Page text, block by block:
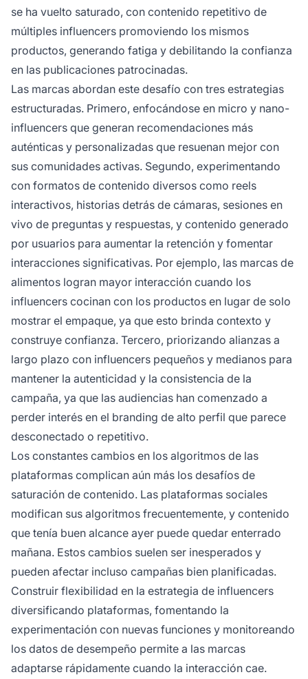
se ha vuelto saturado, con contenido repetitivo de
múltiples influencers promoviendo los mismos
productos, generando fatiga y debilitando la confianza
en las publicaciones patrocinadas.
Las marcas abordan este desafío con tres estrategias
estructuradas. Primero, enfocándose en micro y nano-
influencers que generan recomendaciones más
auténticas y personalizadas que resuenan mejor con
sus comunidades activas. Segundo, experimentando
con formatos de contenido diversos como reels
interactivos, historias detrás de cámaras, sesiones en
vivo de preguntas y respuestas, y contenido generado
por usuarios para aumentar la retención y fomentar
interacciones significativas. Por ejemplo, las marcas de
alimentos logran mayor interacción cuando los
influencers cocinan con los productos en lugar de solo
mostrar el empaque, ya que esto brinda contexto y
construye confianza. Tercero, priorizando alianzas a
largo plazo con influencers pequeños y medianos para
mantener la autenticidad y la consistencia de la
campaña, ya que las audiencias han comenzado a
perder interés en el branding de alto perfil que parece
desconectado o repetitivo.
Los constantes cambios en los algoritmos de las
plataformas complican aún más los desafíos de
saturación de contenido. Las plataformas sociales
modifican sus algoritmos frecuentemente, y contenido
que tenía buen alcance ayer puede quedar enterrado
mañana. Estos cambios suelen ser inesperados y
pueden afectar incluso campañas bien planificadas.
Construir flexibilidad en la estrategia de influencers
diversificando plataformas, fomentando la
experimentación con nuevas funciones y monitoreando
los datos de desempeño permite a las marcas
adaptarse rápidamente cuando la interacción cae.